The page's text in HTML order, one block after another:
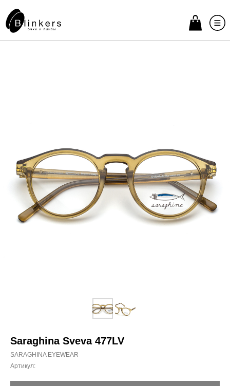
Saraghina Sveva 477LV
SARAGHINA EYEWEAR
Артикул: